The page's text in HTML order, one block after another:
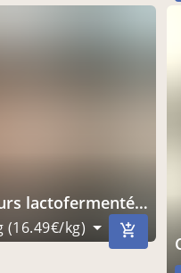
non pasteurisés
(16.49€/kg)